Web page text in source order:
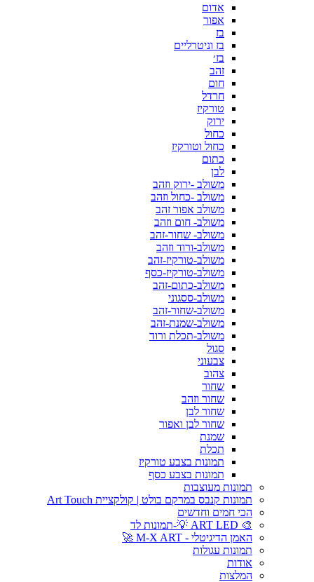
אדום
אפור
בז
בז וניטרליים
בז׳
זהב
חום
חרדל
טורקיז
ירוק
כחול
כחול וטורקיז
כתום
לבן
משולב -ירוק וזהב
משולב -כחול וזהב
משולב אפור זהב
משולב- חום וזהב
משולב- שחור-זהב
משולב-ורוד וזהב
משולב-טורקיז-זהב
משולב-טורקיז-כסף
משולב-כתום-זהב
משולב-ססגוני
משולב-שחור-זהב
משולב-שמנת-זהב
משולב-תכלת ורוד
סגול
צבעוני
צהוב
שחור
שחור וזהב
שחור לבן
שחור לבן ואפור
שמנת
תכלת
תמונות בצבע טורקיז
תמונות בצבע כסף
תמונות מעוצבות
תמונות קנבס במרקם בולט | קולקציית Art Touch
הכי חמים וחדשים
🎨 ART LED 💡-תמונות לד
האמן הדיגיטלי - M-X ART 🚀
תמונות עגולות
אודות
המלצות